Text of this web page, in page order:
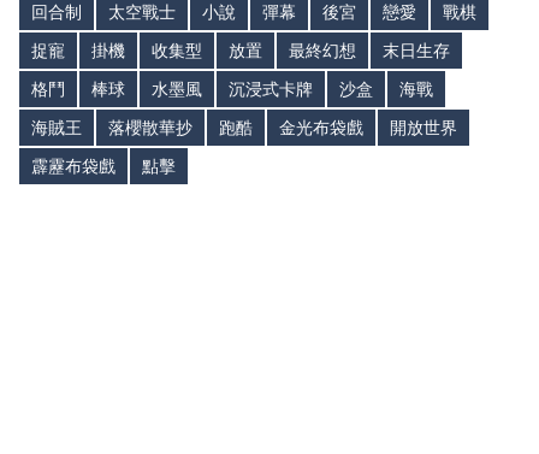
回合制
太空戰士 小說 彈幕 後宮 戀愛
戰棋
捉寵
掛機 收集型 放置 最終幻想
末日生存
格鬥
棒球 水墨風 沉浸式卡牌 沙盒
海戰
海賊王
落櫻散華抄 跑酷 金光布袋戲
開放世界
霹靂布袋戲
點擊